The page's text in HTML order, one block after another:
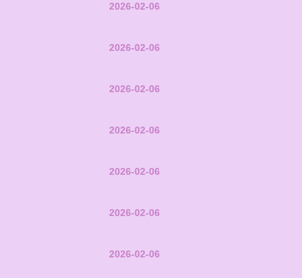
2026-02-06
2026-02-06
2026-02-06
2026-02-06
2026-02-06
2026-02-06
2026-02-06